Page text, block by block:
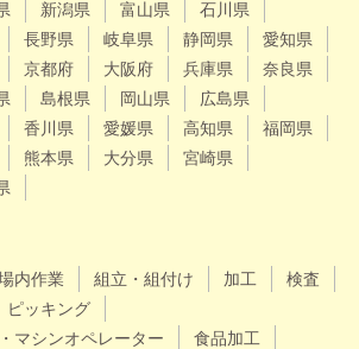
新潟県 富山県
石川県
長野県 岐阜県 静岡県
愛知県
京都府 大阪府 兵庫県
奈良県
島根県 岡山県
広島県
香川県 愛媛県 高知県
福岡県
熊本県 大分県
宮崎県
内作業 組立・組付け 加工
検査
ピッキング
マシンオペレーター
食品加工